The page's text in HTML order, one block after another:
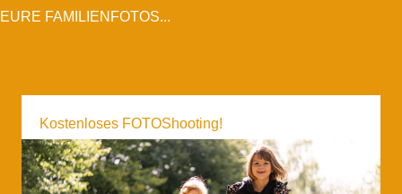
EURE FAMILIENFOTOS...
Kostenloses FOTOShooting!